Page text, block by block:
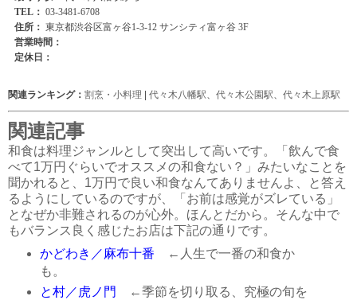
関連ランキング： 割烹・小料理 | 代々木八幡駅 代々木公園駅 代々木上原駅
関連記事
和食は料理ジャンルとして突出して高いです。「飲んで食
べて1万円ぐらいでオススメの和食ない？」みたいなことを
聞かれると、1万円で良い和食なんてありませんよ、と答え
るようにしているのですが、「お前は感覚がズレている」
となぜか非難されるのが心外。ほんとだから。そんな中で
もバランス良く感じたお店は下記の通りです。
かどわき／麻布十番 ←人生で一番の和食か
も。
と村／虎ノ門 ←季節を切り取る、究極の旬を